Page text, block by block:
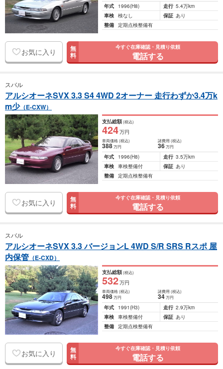
年式 1996(H8) 走行 5.4万km
車検 検なし 保証 あり
整備 定期点検整備有
お気に入り 無
料
今すぐ在庫確認・見積り依頼
電話する
スバル
アルシオーネSVX 3.3 S4 4WD 2オーナー 走行わずか3.4万k
m少（E-CXW）
支払総額(税込)
424万円
車両価格(税込)
388万円
諸費用 (税込)
36 万円
年式 1996(H8) 走行 3.5万km
車検 車検整備付 保証 あり
整備 定期点検整備有
お気に入り 無
料
今すぐ在庫確認・見積り依頼
電話する
スバル
アルシオーネSVX 3.3 バージョンL 4WD S/R SRS Rスポ 屋
内保管 （E-CXD）
支払総額(税込)
532万円
車両価格(税込)
498万円
諸費用 (税込)
34 万円
年式 1991(H3) 走行 2.9万km
車検 車検整備付 保証 あり
整備 定期点検整備有
お気に入り 無
料
今すぐ在庫確認・見積り依頼
電話する